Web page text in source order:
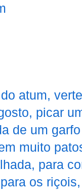
atum,
picar
de um
muito
para
os